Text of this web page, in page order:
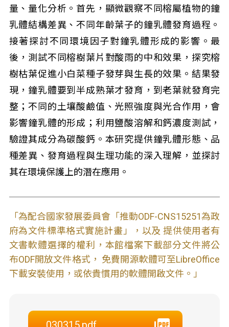
量、量化分析。首先，顯微觀察不同榕屬植物的鐘
乳體結構差異、不同年齡葉子的鐘乳體發育過程。
接著探討不同環境因子對鐘乳體形成的影響。最
後，測試不同榕樹葉片對酸雨的中和效果，探究榕
樹枯葉促進小白菜種子發芽與生長的效果。結果發
現，鐘乳體要到半成熟葉才發育，到老葉就發育完
整；不同的土壤酸鹼值、光照強度與光合作用，會
影響鐘乳體的形成；利用鹽酸溶解和鈣濃度測試，
驗證其成分為碳酸鈣。本研究提供鐘乳體形態、品
種差異、發育過程與生理功能的深入理解，並探討
其在環境保護上的潛在應用。
「為配合國家發展委員會「推動ODF-CNS15251為政
府為文件標準格式實施計畫」，以及 提供使用者有
文書軟體選擇的權利，本館檔案下載部分文件將公
布ODF開放文件格式， 免費開源軟體可至LibreOffice
下載安裝使用，或依貴慣用的軟體開啟文件。」